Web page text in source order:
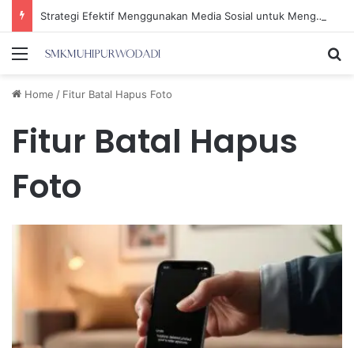
Strategi Efektif Menggunakan Media Sosial untuk Menghemat Waktu Berharga Anda
Menu
Home / Fitur Batal Hapus Foto
Fitur Batal Hapus
Foto